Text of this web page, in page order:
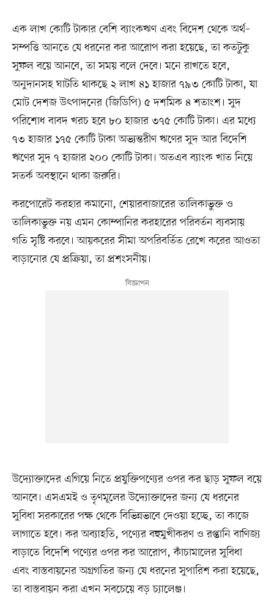
এক লাখ কোটি টাকার বেশি ব্যাংকঋণ এবং বিদেশ থেকে অর্থ–
সম্পত্তি আনতে যে ধরনের কর আরোপ করা হয়েছে, তা কতটুকু
সুফল বয়ে আনবে, তা সময় বলে দেবে। মনে রাখতে হবে,
অনুদানসহ ঘাটতি থাকছে ২ লাখ ৪১ হাজার ৭৯৩ কোটি টাকা, যা
মোট দেশজ উৎপাদনের (জিডিপি) ৫ দশমিক ৪ শতাংশ। সুদ
পরিশোধ বাবদ খরচ হবে ৮০ হাজার ৩৭৫ কোটি টাকা। এর মধ্যে
৭৩ হাজার ১৭৫ কোটি টাকা অভ্যন্তরীণ ঋণের সুদ আর বিদেশি
ঋণের সুদ ৭ হাজার ২০০ কোটি টাকা। অতএব ব্যাংক খাত নিয়ে
সতর্ক অবস্থানে থাকা জরুরি।
করপোরেট করহার কমানো, শেয়ারবাজারের তালিকাভুক্ত ও
তালিকাভুক্ত নয় এমন কোম্পানির করহারের পরিবর্তন ব্যবসায়
গতি সৃষ্টি করবে। আয়করের সীমা অপরিবর্তিত রেখে করের আওতা
বাড়ানোর যে প্রক্রিয়া, তা প্রশংসনীয়।
উদ্যোক্তাদের এগিয়ে নিতে প্রযুক্তিপণ্যের ওপর কর ছাড় সুফল বয়ে
আনবে। এসএমই ও তৃণমূলের উদ্যোক্তাদের জন্য যে ধরনের
সুবিধা সরকারের পক্ষ থেকে বিভিন্নভাবে দেওয়া হচ্ছে, তা কাজে
লাগাতে হবে। কর অব্যাহতি, পণ্যের বহুমুখীকরণ ও রপ্তানি বাণিজ্য
বাড়াতে বিদেশি পণ্যের ওপর কর আরোপ, কাঁচামালের সুবিধা
এবং বাস্তবায়নের অগ্রগতির জন্য যে ধরনের সুপারিশ করা হয়েছে,
তা বাস্তবায়ন করা এখন সবচেয়ে বড় চ্যালেঞ্জ।